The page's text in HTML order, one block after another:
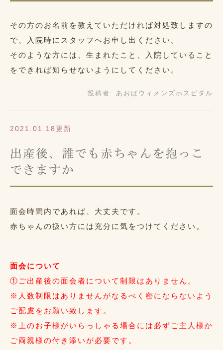
その方のお名前を教えていただければ対処致しますの
で、入院時にスタッフへお申し出ください。
そのような方には、生まれたこと、入院していること
をできれば知らせないようにしてください。
投稿者: あおばウィメンズホスピタル
2021.01.18更新
出産後、誰でも赤ちゃんを抱っこ
できますか
面会時間内であれば、大丈夫です。
赤ちゃんの扱い方には充分に気をつけてください。
面会について
①ご出産後の面会者について制限はありません。
※人数制限はありませんがなるべく密にならないよう
ご配慮をお願い致します。
※上のお子様がいらっしゃる場合には必ずご主人様か
ご両親様の付き添いが必要です。